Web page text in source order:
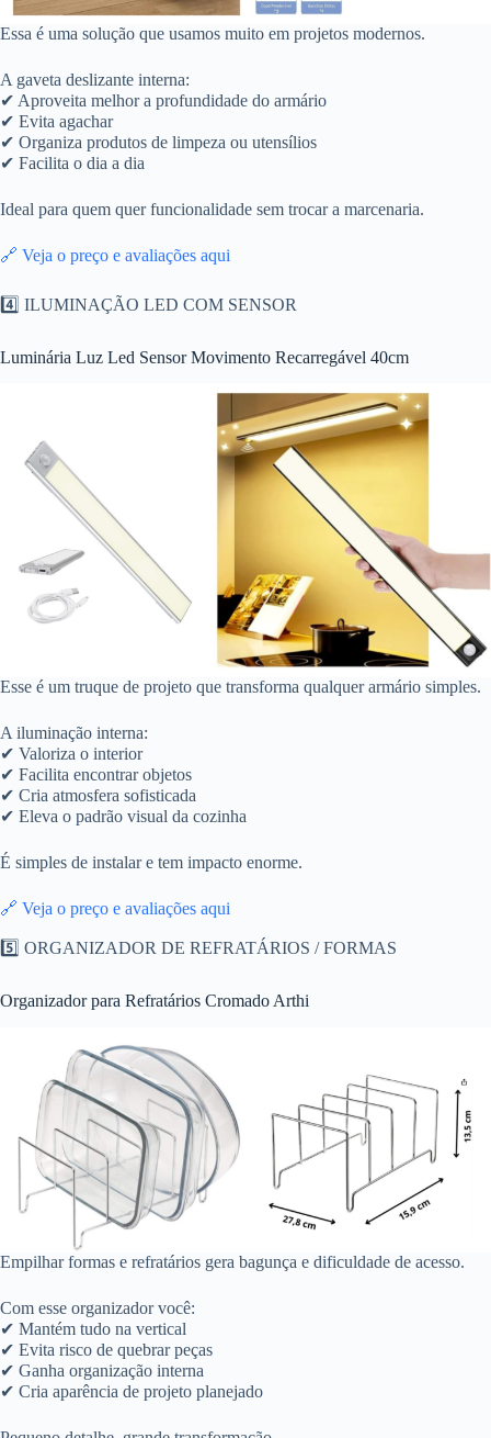
Essa é uma solução que usamos muito em projetos modernos.
A gaveta deslizante interna:
✔ Aproveita melhor a profundidade do armário
✔ Evita agachar
✔ Organiza produtos de limpeza ou utensílios
✔ Facilita o dia a dia
Ideal para quem quer funcionalidade sem trocar a marcenaria.
🔗 Veja o preço e avaliações aqui
4️⃣ ILUMINAÇÃO LED COM SENSOR
Luminária Luz Led Sensor Movimento Recarregável 40cm
Esse é um truque de projeto que transforma qualquer armário simples.
A iluminação interna:
✔ Valoriza o interior
✔ Facilita encontrar objetos
✔ Cria atmosfera sofisticada
✔ Eleva o padrão visual da cozinha
É simples de instalar e tem impacto enorme.
🔗 Veja o preço e avaliações aqui
5️⃣ ORGANIZADOR DE REFRATÁRIOS / FORMAS
Organizador para Refratários Cromado Arthi
Empilhar formas e refratários gera bagunça e dificuldade de acesso.
Com esse organizador você:
✔ Mantém tudo na vertical
✔ Evita risco de quebrar peças
✔ Ganha organização interna
✔ Cria aparência de projeto planejado